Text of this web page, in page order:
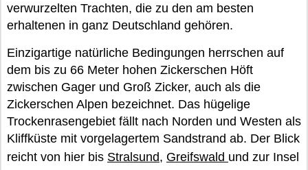
verwurzelten Trachten, die zu den am besten
erhaltenen in ganz Deutschland gehören.
Einzigartige natürliche Bedingungen herrschen auf
dem bis zu 66 Meter hohen Zickerschen Höft
zwischen Gager und Groß Zicker, auch als die
Zickerschen Alpen bezeichnet. Das hügelige
Trockenrasengebiet fällt nach Norden und Westen als
Kliffküste mit vorgelagertem Sandstrand ab. Der Blick
reicht von hier bis Stralsund, Greifswald und zur Insel